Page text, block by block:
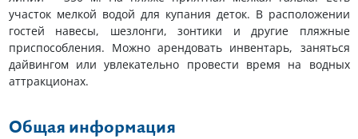
участок мелкой водой для купания деток. В расположении
гостей навесы, шезлонги, зонтики и другие пляжные
приспособления. Можно арендовать инвентарь, заняться
дайвингом или увлекательно провести время на водных
аттракционах.
Общая информация